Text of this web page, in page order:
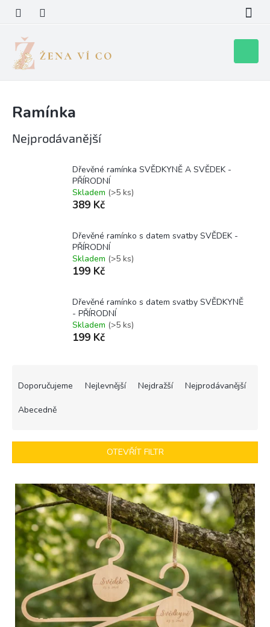
obsah
košík
Ramínka
Nejprodávanější
Dřevěné ramínka SVĚDKYNĚ A SVĚDEK -
PŘÍRODNÍ
Skladem (>5 ks)
389 Kč
Dřevěné ramínko s datem svatby SVĚDEK -
PŘÍRODNÍ
Skladem (>5 ks)
199 Kč
Dřevěné ramínko s datem svatby SVĚDKYNĚ
- PŘÍRODNÍ
Skladem (>5 ks)
199 Kč
r
d
u
k
t
ů
Doporučujeme Nejlevnější Nejdražší Nejprodávanější
Abecedně
OTEVŘÍT FILTR
V
p
p
r
o
d
u